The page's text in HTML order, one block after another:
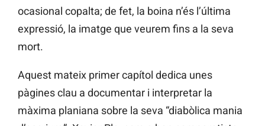
ocasional copalta; de fet, la boina n’és l’última
expressió, la imatge que veurem fins a la seva
mort.
Aquest mateix primer capítol dedica unes
pàgines clau a documentar i interpretar la
màxima planiana sobre la seva “diabòlica mania